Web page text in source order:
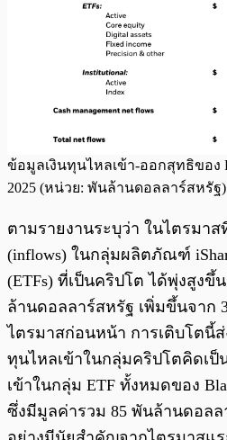
ข้อมูลเงินทุนไหลเข้า-ออกสุทธิของ
2025 (หน่วย: พันล้านดอลลาร์สหรัฐ)
ตามรายงานระบุว่า ในไตรมาส
(inflows) ในกลุ่มผลิตภัณฑ์
(ETFs) ที่เป็นคริปโต ได้พุ่งสูงขึ้
ล้านดอลลาร์สหรัฐ เพิ่มขึ้นจาก
ไตรมาสก่อนหน้า การเติบโตนี้
ทุนไหลเข้าในกลุ่มคริปโตคิดเป็
เข้าในกลุ่ม ETF ทั้งหมดของ
ซึ่งมีมูลค่ารวม 85 พันล้านดอลล